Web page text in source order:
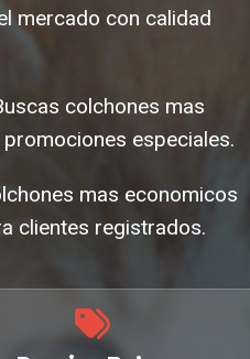
mercado con calidad
colchones mas
especiales.
mas economicos
clientes registrados.